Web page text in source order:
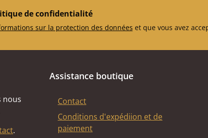
de confidentialité
sur la protection des données et que vous avez
nous
.
Assistance boutique
Contact
Conditions d'expédiion et de
paiement